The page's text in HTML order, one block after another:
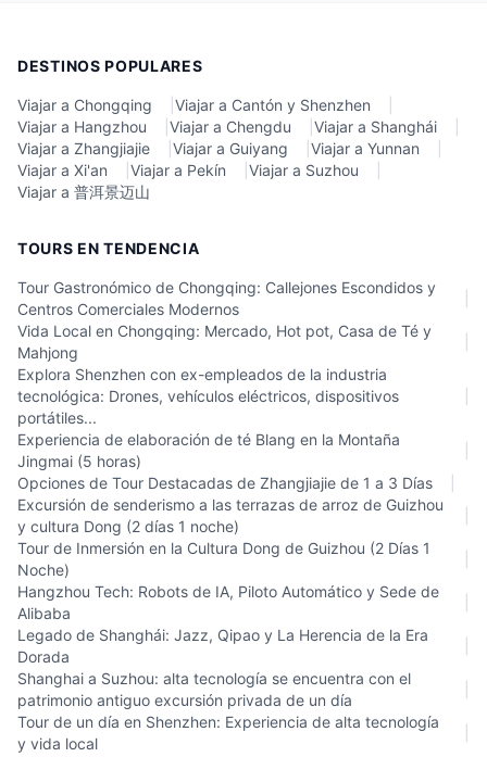
DESTINOS POPULARES
Viajar a Chongqing Viajar a Cantón y Shenzhen
Viajar a Hangzhou
Viajar a Chengdu Viajar a Shanghái
Viajar a Zhangjiajie
Viajar a Guiyang Viajar a Yunnan
Viajar a Xi'an
Viajar a Pekín Viajar a Suzhou
Viajar a 普洱景迈山
TOURS EN TENDENCIA
Tour Gastronómico de Chongqing: Callejones Escondidos y
Centros Comerciales Modernos
Vida Local en Chongqing: Mercado, Hot pot, Casa de Té y
Mahjong
Explora Shenzhen con ex-empleados de la industria
tecnológica: Drones, vehículos eléctricos, dispositivos
portátiles...
Experiencia de elaboración de té Blang en la Montaña
Jingmai (5 horas)
Opciones de Tour Destacadas de Zhangjiajie de 1 a 3 Días
Excursión de senderismo a las terrazas de arroz de Guizhou
y cultura Dong (2 días 1 noche)
Tour de Inmersión en la Cultura Dong de Guizhou (2 Días 1
Noche)
Hangzhou Tech: Robots de IA, Piloto Automático y Sede de
Alibaba
Legado de Shanghái: Jazz, Qipao y La Herencia de la Era
Dorada
Shanghai a Suzhou: alta tecnología se encuentra con el
patrimonio antiguo excursión privada de un día
Tour de un día en Shenzhen: Experiencia de alta tecnología
y vida local